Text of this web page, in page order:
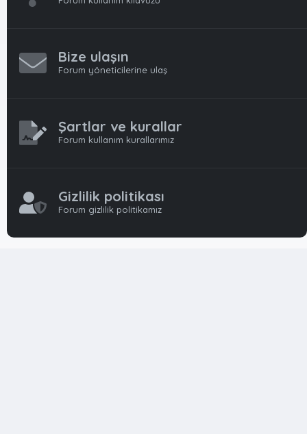
Bize ulaşın
Forum yöneticilerine ulaş
Şartlar ve kurallar
Forum kullanım kurallarımız
Gizlilik politikası
Forum gizlilik politikamız